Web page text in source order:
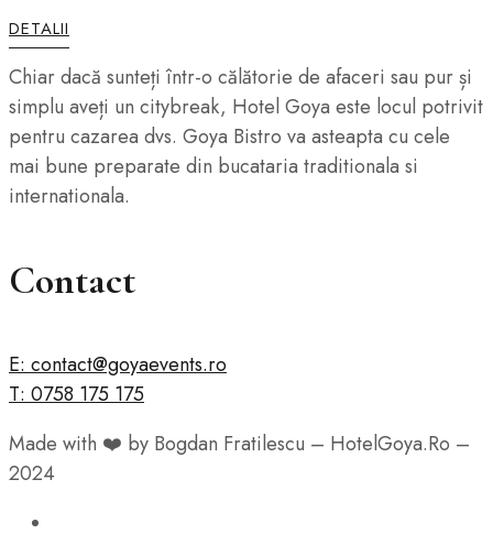
DETALII
Chiar dacă sunteți într-o călătorie de afaceri sau pur și
simplu aveți un citybreak, Hotel Goya este locul potrivit
pentru cazarea dvs. Goya Bistro va asteapta cu cele
mai bune preparate din bucataria traditionala si
internationala.
Contact
E: contact@goyaevents.ro
T: 0758 175 175
Made with ❤️ by Bogdan Fratilescu – HotelGoya.Ro –
2024